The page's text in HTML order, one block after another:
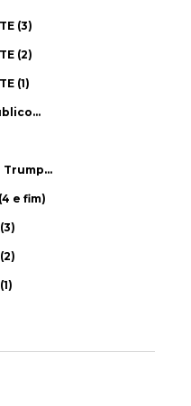
(3)
(2)
(1)
Trump…
e fim)